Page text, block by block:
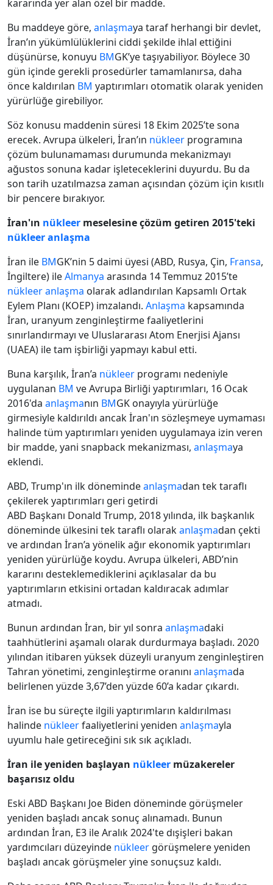
kararında yer alan özel bir madde.
Bu maddeye göre, anlaşmaya taraf herhangi bir devlet,
İran’ın yükümlülüklerini ciddi şekilde ihlal ettiğini
düşünürse, konuyu BMGK’ye taşıyabiliyor. Böylece 30
gün içinde gerekli prosedürler tamamlanırsa, daha
önce kaldırılan BM yaptırımları otomatik olarak yeniden
yürürlüğe girebiliyor.
Söz konusu maddenin süresi 18 Ekim 2025’te sona
erecek. Avrupa ülkeleri, İran’ın nükleer programına
çözüm bulunamaması durumunda mekanizmayı
ağustos sonuna kadar işleteceklerini duyurdu. Bu da
son tarih uzatılmazsa zaman açısından çözüm için kısıtlı
bir pencere bırakıyor.
İran'ın nükleer meselesine çözüm getiren 2015'teki
nükleeranlaşma
İran ile BMGK’nin 5 daimi üyesi (ABD, Rusya, Çin, Fransa,
İngiltere) ileAlmanya arasında 14 Temmuz 2015’te
nükleeranlaşma olarak adlandırılan Kapsamlı Ortak
Eylem Planı (KOEP) imzalandı. Anlaşma kapsamında
İran, uranyum zenginleştirme faaliyetlerini
sınırlandırmayı ve Uluslararası Atom Enerjisi Ajansı
(UAEA) ile tam işbirliği yapmayı kabul etti.
Buna karşılık, İran’a nükleer programı nedeniyle
uygulanan BM ve Avrupa Birliği yaptırımları, 16 Ocak
2016'da anlaşmanın BMGK onayıyla yürürlüğe
girmesiyle kaldırıldı ancak İran'ın sözleşmeye uymaması
halinde tüm yaptırımları yeniden uygulamaya izin veren
bir madde, yani snapback mekanizması, anlaşmaya
eklendi.
ABD, Trump'ın ilk dönemindeanlaşmadan tek taraflı
çekilerek yaptırımları geri getirdi
ABD Başkanı Donald Trump, 2018 yılında, ilk başkanlık
döneminde ülkesini tek taraflı olarakanlaşmadan çekti
ve ardından İran’a yönelik ağır ekonomik yaptırımları
yeniden yürürlüğe koydu. Avrupa ülkeleri, ABD’nin
kararını desteklemediklerini açıklasalar da bu
yaptırımların etkisini ortadan kaldıracak adımlar
atmadı.
Bunun ardından İran, bir yıl sonra anlaşmadaki
taahhütlerini aşamalı olarak durdurmaya başladı. 2020
yılından itibaren yüksek düzeyli uranyum zenginleştiren
Tahran yönetimi, zenginleştirme oranını anlaşmada
belirlenen yüzde 3,67’den yüzde 60’a kadar çıkardı.
İran ise bu süreçte ilgili yaptırımların kaldırılması
halinde nükleerfaaliyetlerini yeniden anlaşmayla
uyumlu hale getireceğini sık sık açıkladı.
İran ile yeniden başlayan nükleer müzakereler
başarısız oldu
Eski ABD Başkanı Joe Biden döneminde görüşmeler
yeniden başladı ancak sonuç alınamadı. Bunun
ardından İran, E3 ile Aralık 2024'te dışişleri bakan
yardımcıları düzeyinde nükleer görüşmelere yeniden
başladı ancak görüşmeler yine sonuçsuz kaldı.